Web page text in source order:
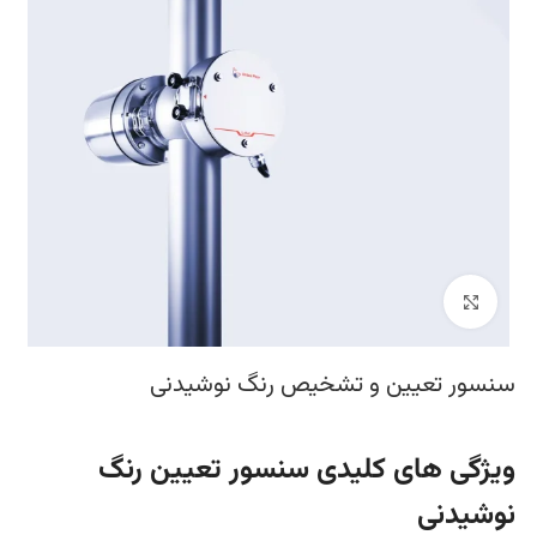
بزرگنمایی تصویر
سنسور تعیین و تشخیص رنگ نوشیدنی
ویژگی های کلیدی سنسور تعیین رنگ
نوشیدنی